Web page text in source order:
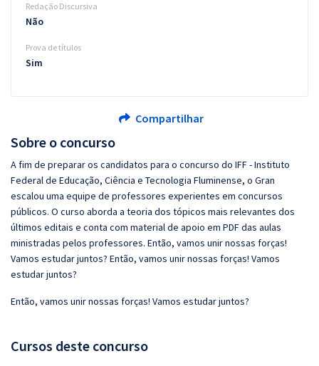
Sobre o concurso
A fim de preparar os candidatos para o concurso do IFF - Instituto
Federal de Educação, Ciência e Tecnologia Fluminense, o Gran
escalou uma equipe de professores experientes em concursos
públicos. O curso aborda a teoria dos tópicos mais relevantes dos
últimos editais e conta com material de apoio em PDF das aulas
ministradas pelos professores. Então, vamos unir nossas forças!
Vamos estudar juntos? Então, vamos unir nossas forças! Vamos
estudar juntos?
Então, vamos unir nossas forças! Vamos estudar juntos?
Cursos deste concurso
Redação Discursiva
Não
Prova de títulos
Sim
Compartilhar